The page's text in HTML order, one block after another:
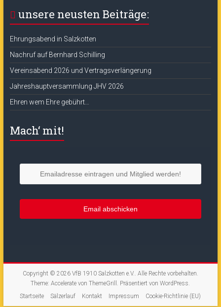
unsere neusten Beiträge:
Ehrungsabend in Salzkotten
Nachruf auf Bernhard Schilling
Vereinsabend 2026 und Vertragsverlängerung
Jahreshauptversammlung JHV 2026
Ehren wem Ehre gebührt…
Mach‘ mit!
Copyright © 2026 VfB 1910 Salzkotten e.V.. Alle Rechte vorbehalten.
Theme:Accelerate von ThemeGrill. Präsentiert vonWordPress.
Startseite
Sälzerlauf Kontakt Impressum Cookie-Richtlinie (EU)